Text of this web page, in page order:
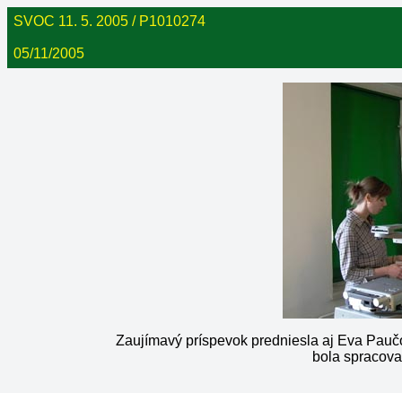
SVOC 11. 5. 2005 / P1010274
05/11/2005
Zaujímavý príspevok predniesla aj Eva
bola